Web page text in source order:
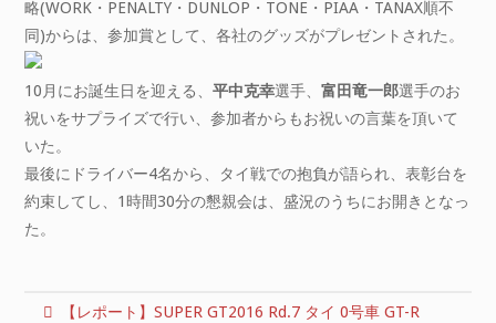
略(WORK・PENALTY・DUNLOP・TONE・PIAA・TANAX順不
同)からは、参加賞として、各社のグッズがプレゼントされた。
10月にお誕生日を迎える、平中克幸選手、富田竜一郎選手のお
祝いをサプライズで行い、参加者からもお祝いの言葉を頂いて
いた。
最後にドライバー4名から、タイ戦での抱負が語られ、表彰台を
約束してし、1時間30分の懇親会は、盛況のうちにお開きとなっ
た。
【レポート】SUPER GT2016 Rd.7 タイ 0号車 GT-R